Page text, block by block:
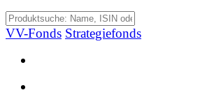
VV-Fonds Strategiefonds